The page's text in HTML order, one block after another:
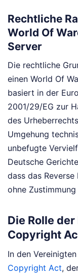
Rechtliche
World Of
Server
Die rechtliche
einen World Of
basiert in der
2001/29/EG zur
des
Umgehung
unbefugte
Deutsche
dass das
ohne
Die Rolle
Copyright
In den
Copyright Act,